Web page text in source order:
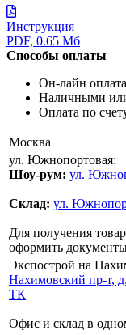
Инструкция
PDF, 0.65 Мб
Способы оплаты
Он-лайн
Наличными
Оплата по
Москва
ул. Южнопортовая:
Шоу-рум: ул.
Склад: ул.
Для получения
оформить
Экспострой на
Нахимовский пр-т,
ТК
Офис и склад в